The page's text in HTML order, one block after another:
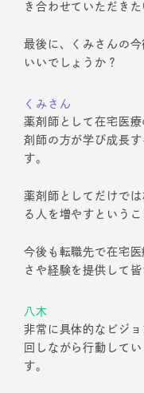
き合わせていただきた
最後に、くみさんの
いいでしょうか？
くみさん
薬剤師として在宅医
剤師の方が学び成長
す。
薬剤師としてだけで
る人を増やすという
今後も転職先で在宅
さや経験を提供して
八木
非常に具体的なビジ
回しながら行動して
す。